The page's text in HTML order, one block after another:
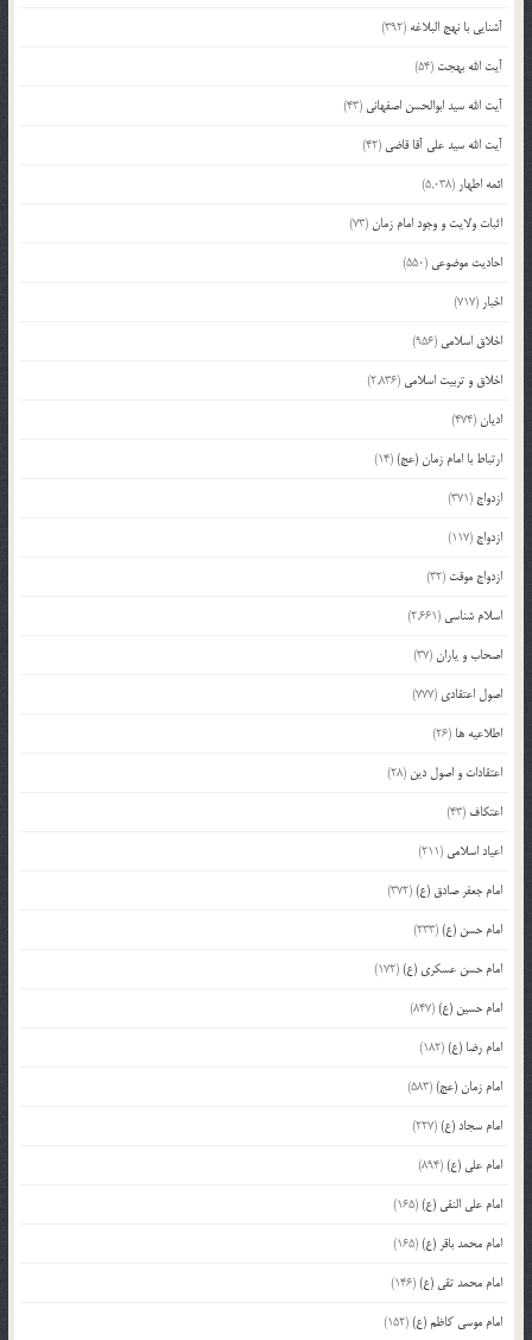
آشنایی با نهج البلاغه (392)
آیت الله بهجت (54)
آیت الله سید ابوالحسن اصفهانی (43)
آیت الله سید علی آقا قاضی (42)
ائمه اطهار (5,038)
اثبات ولایت و وجود امام زمان(73)
احادیث موضوعی (550)
اخبار (717)
اخلاق اسلامی (956)
اخلاق و تربیت اسلامی (2,836)
ادیان(474)
ارتباط با امام زمان (عج)(14)
ازدواج (371)
ازدواج (117)
ازدواج موقت (32)
اسلام شناسی (2,661)
اصحاب و یاران(37)
اصول اعتقادی (777)
اطلاعیه ها (26)
اعتقادات و اصول دین (28)
اعتکاف (43)
اعیاد اسلامی (211)
امام جعفر صادق (ع)(372)
امام حسن (ع)(233)
امام حسن عسکری (ع)(172)
امام حسین (ع)(847)
امام رضا (ع)(182)
امام زمان (عج)(583)
امام سجاد (ع)(227)
امام علی (ع)(894)
امام علی النقی (ع)(165)
امام محمد باقر (ع)(165)
امام محمد تقی (ع)(146)
امام موسی کاظم (ع)(152)